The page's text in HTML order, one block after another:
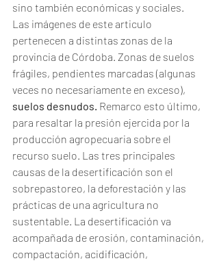
sino también económicas y sociales.
Las imágenes de este articulo
pertenecen a distintas zonas de la
provincia de Córdoba. Zonas de suelos
frágiles, pendientes marcadas (algunas
veces no necesariamente en exceso),
suelos desnudos. Remarco esto último,
para resaltar la presión ejercida por la
producción agropecuaria sobre el
recurso suelo. Las tres principales
causas de la desertificación son el
sobrepastoreo, la deforestación y las
prácticas de una agricultura no
sustentable. La desertificación va
acompañada de erosión, contaminación,
compactación, acidificación,